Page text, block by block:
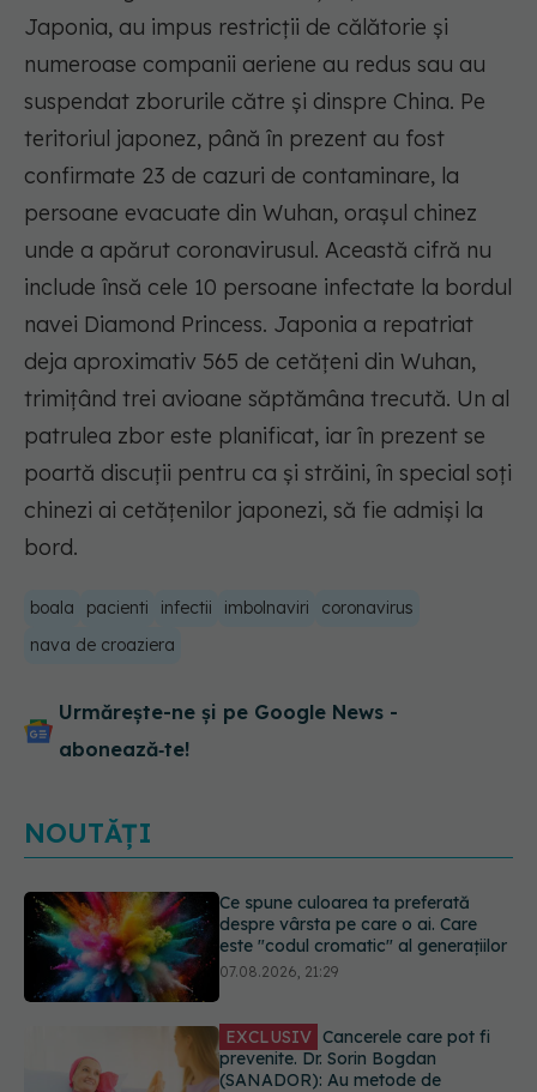
Japonia, au impus restricţii de călătorie şi
numeroase companii aeriene au redus sau au
suspendat zborurile către şi dinspre China. Pe
teritoriul japonez, până în prezent au fost
confirmate 23 de cazuri de contaminare, la
persoane evacuate din Wuhan, oraşul chinez
unde a apărut coronavirusul. Această cifră nu
include însă cele 10 persoane infectate la bordul
navei Diamond Princess. Japonia a repatriat
deja aproximativ 565 de cetăţeni din Wuhan,
trimiţând trei avioane săptămâna trecută. Un al
patrulea zbor este planificat, iar în prezent se
poartă discuţii pentru ca şi străini, în special soţi
chinezi ai cetăţenilor japonezi, să fie admişi la
bord.
boala pacienti infectii imbolnaviri
coronavirus
nava de croaziera
Urmărește-ne și pe Google News -
abonează‑te!
NOUTĂȚI
EXCLUSIV Cancerele care pot fi
prevenite. Dr. Sorin Bogdan
(SANADOR): Au metode de
prevenție
Testul din deget care ar putea
indica riscul pentru 8 boli majore